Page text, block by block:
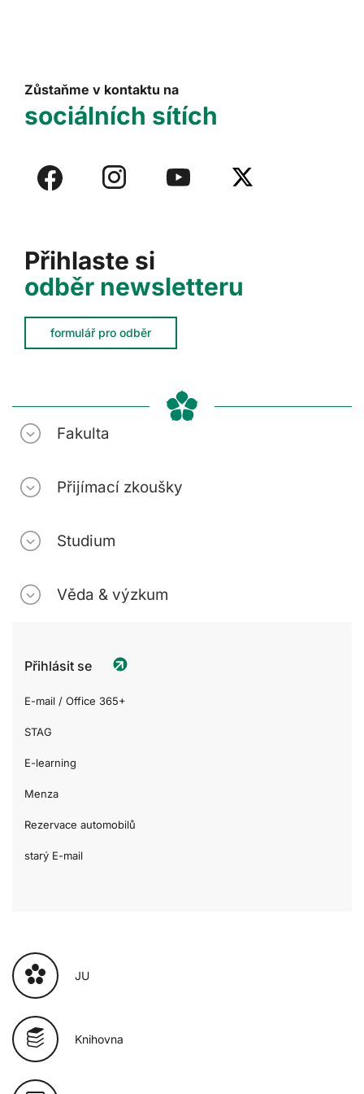
Přihlaste si
odběr newsletteru
formulář pro odběr
Zůstaňme v kontaktu na
sociálních sítích
Fakulta
Přijímací zkoušky
Studium
Věda & výzkum
Přihlásit se
E-mail / Office 365+
STAG
E-learning
Menza
Rezervace automobilů
starý E-mail
JU
Knihovna